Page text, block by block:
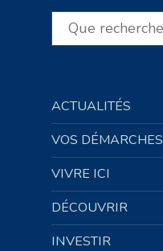
Rechercher
ACTUALITÉS
VOS DÉMARCHES
VIVRE ICI
DÉCOUVRIR
INVESTIR